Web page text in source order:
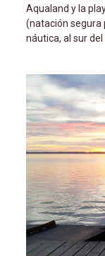
Aqualand y la
(natación segura
náutica, al sur